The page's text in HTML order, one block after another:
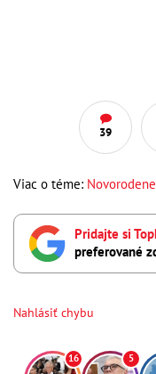
39
Viac o téme:
Pridajte si
preferované
Nahlásiť chybu
16 5